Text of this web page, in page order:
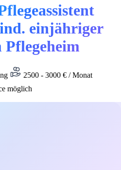
einjähriger
2500 - 3000 € / Monat
möglich